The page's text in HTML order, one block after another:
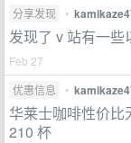
分享发现 •
发现了 v 站有一些
Feb 27
优惠信息
•
华莱士咖啡性价比
210 杯